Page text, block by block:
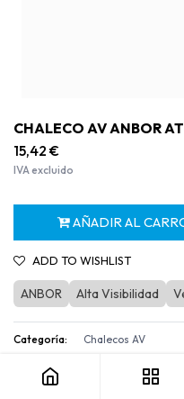
CHALECO AV ANBOR
15,42 €
IVA excluido
AÑADIR AL
ADD TO WISHLIST
ANBOR Alta Visibilidad
Categoría: Chalecos AV
Términos y condiciones
Garantía de devolución de 30